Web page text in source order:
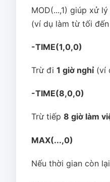
MOD(...,1) giúp xử
(ví dụ làm từ tối
-TIME(1,0,0)
Trừ đi 1 giờ nghỉ(ví
-TIME(8,0,0)
Trừ tiếp 8 giờ làm
MAX(...,0)
Nếu thời gian còn lại